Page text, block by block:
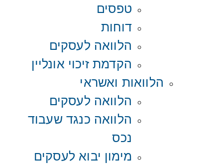
טפסים
דוחות
הלוואה לעסקים
הקדמת זיכוי אונליין
הלוואות ואשראי
הלוואה לעסקים
הלוואה כנגד שעבוד
נכס
מימון יבוא לעסקים